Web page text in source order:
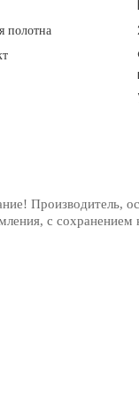
полотна
Производитель,
с сохранением